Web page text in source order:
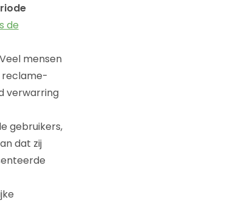
de
mensen
reclame-
verwarring
gebruikers,
dat zij